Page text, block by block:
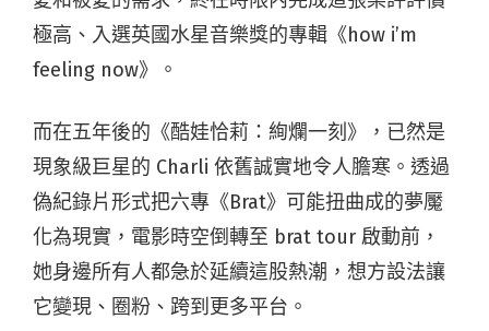
極高、入選英國水星音樂獎的專輯《how i’m
feeling now》。
而在五年後的《酷娃恰莉：絢爛一刻》，已然是
現象級巨星的 Charli 依舊誠實地令人膽寒。透過
偽紀錄片形式把六專《Brat》可能扭曲成的夢魘
化為現實，電影時空倒轉至 brat tour 啟動前，
她身邊所有人都急於延續這股熱潮，想方設法讓
它變現、圈粉、跨到更多平台。